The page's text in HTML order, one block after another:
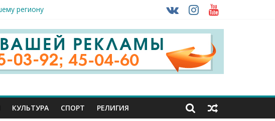
региону
физкультурника
КУЛЬТУРА СПОРТ РЕЛИГИЯ